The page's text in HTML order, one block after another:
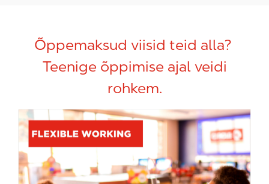
Õppemaksud viisid teid alla?
Teenige õppimise ajal veidi
rohkem.